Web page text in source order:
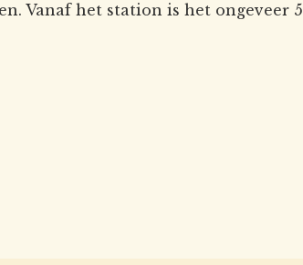
Vanaf het station is het ongeveer 5